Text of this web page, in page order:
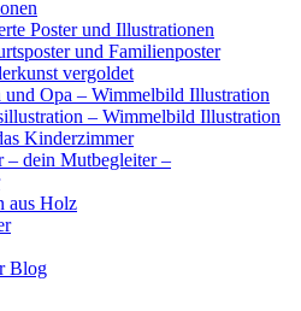
Poster und Illustrationen
und Familienposter
vergoldet
und Opa – Wimmelbild Illustration
– Wimmelbild Illustration
Kinderzimmer
– dein Mutbegleiter –
aus Holz
Blog